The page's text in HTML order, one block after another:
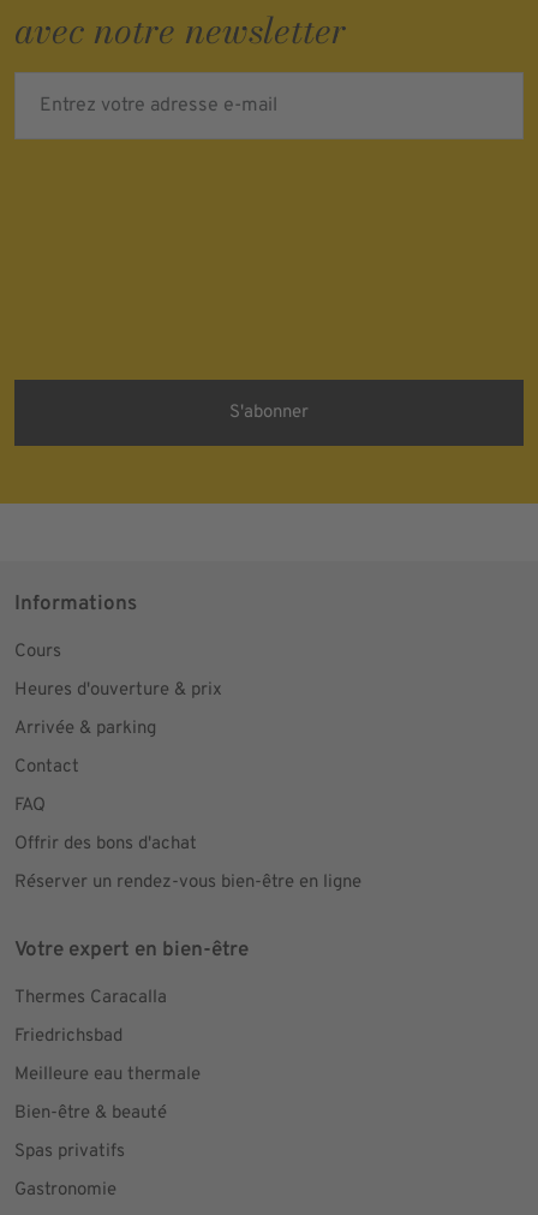
avec notre newsletter
Informations
Cours
Heures d'ouverture & prix
Arrivée & parking
Contact
FAQ
Offrir des bons d'achat
Réserver un rendez-vous bien-être en ligne
Votre expert en bien-être
Thermes Caracalla
Friedrichsbad
Meilleure eau thermale
Bien-être & beauté
Spas privatifs
Gastronomie